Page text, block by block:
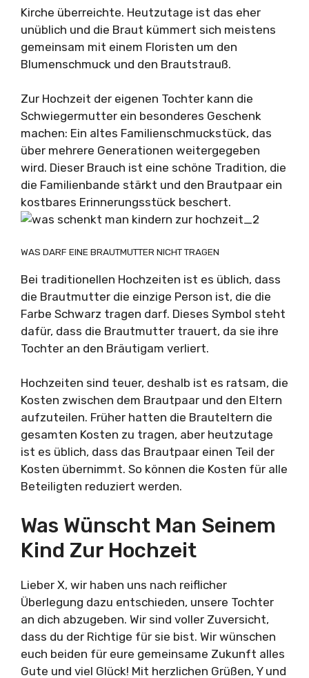
Kirche überreichte. Heutzutage ist das eher
unüblich und die Braut kümmert sich meistens
gemeinsam mit einem Floristen um den
Blumenschmuck und den Brautstrauß.
Zur Hochzeit der eigenen Tochter kann die
Schwiegermutter ein besonderes Geschenk
machen: Ein altes Familienschmuckstück, das
über mehrere Generationen weitergegeben
wird. Dieser Brauch ist eine schöne Tradition, die
die Familienbande stärkt und den Brautpaar ein
kostbares Erinnerungsstück beschert.
WAS DARF EINE BRAUTMUTTER NICHT TRAGEN
Bei traditionellen Hochzeiten ist es üblich, dass
die Brautmutter die einzige Person ist, die die
Farbe Schwarz tragen darf. Dieses Symbol steht
dafür, dass die Brautmutter trauert, da sie ihre
Tochter an den Bräutigam verliert.
Hochzeiten sind teuer, deshalb ist es ratsam, die
Kosten zwischen dem Brautpaar und den Eltern
aufzuteilen. Früher hatten die Brauteltern die
gesamten Kosten zu tragen, aber heutzutage
ist es üblich, dass das Brautpaar einen Teil der
Kosten übernimmt. So können die Kosten für alle
Beteiligten reduziert werden.
Was Wünscht Man Seinem
Kind Zur Hochzeit
Lieber X, wir haben uns nach reiflicher
Überlegung dazu entschieden, unsere Tochter
an dich abzugeben. Wir sind voller Zuversicht,
dass du der Richtige für sie bist. Wir wünschen
euch beiden für eure gemeinsame Zukunft alles
Gute und viel Glück! Mit herzlichen Grüßen, Y und